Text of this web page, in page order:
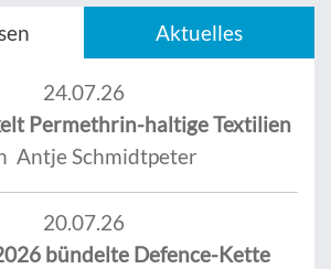
Aktuelles
24.07.26
Permethrin-haltige Textilien
Antje Schmidtpeter
20.07.26
bündelte Defence-Kette